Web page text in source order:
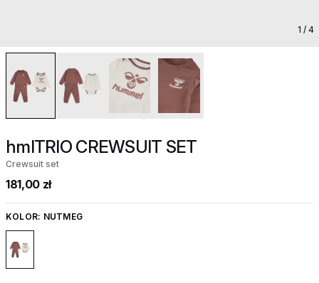
1 / 4
hmlTRIO CREWSUIT SET
Crewsuit set
181,00 zł
KOLOR: NUTMEG